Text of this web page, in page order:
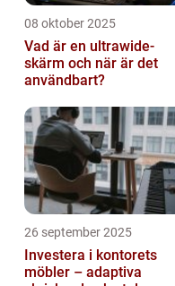
08 oktober 2025
Vad är en ultrawide-
skärm och när är det
användbart?
26 september 2025
Investera i kontorets
möbler – adaptiva